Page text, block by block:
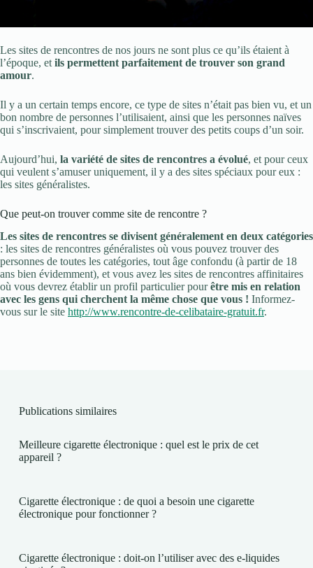
Les sites de rencontres de nos jours ne sont plus ce qu’ils étaient à
l’époque, et ils permettent parfaitement de trouver son grand
amour.
Il y a un certain temps encore, ce type de sites n’était pas bien vu, et un
bon nombre de personnes l’utilisaient, ainsi que les personnes naïves
qui s’inscrivaient, pour simplement trouver des petits coups d’un soir.
Aujourd’hui, la variété de sites de rencontres a évolué, et pour ceux
qui veulent s’amuser uniquement, il y a des sites spéciaux pour eux :
les sites généralistes.
Que peut-on trouver comme site de rencontre ?
Les sites de rencontres se divisent généralement en deux catégories
: les sites de rencontres généralistes où vous pouvez trouver des
personnes de toutes les catégories, tout âge confondu (à partir de 18
ans bien évidemment), et vous avez les sites de rencontres affinitaires
où vous devrez établir un profil particulier pourêtre mis en relation
avec les gens qui cherchent la même chose que vous ! Informez-
vous sur le site http://www.rencontre-de-celibataire-gratuit.fr.
Publications similaires
Meilleure cigarette électronique : quel est le prix de cet
appareil ?
Cigarette électronique : de quoi a besoin une cigarette
électronique pour fonctionner ?
Cigarette électronique : doit-on l’utiliser avec des e-liquides